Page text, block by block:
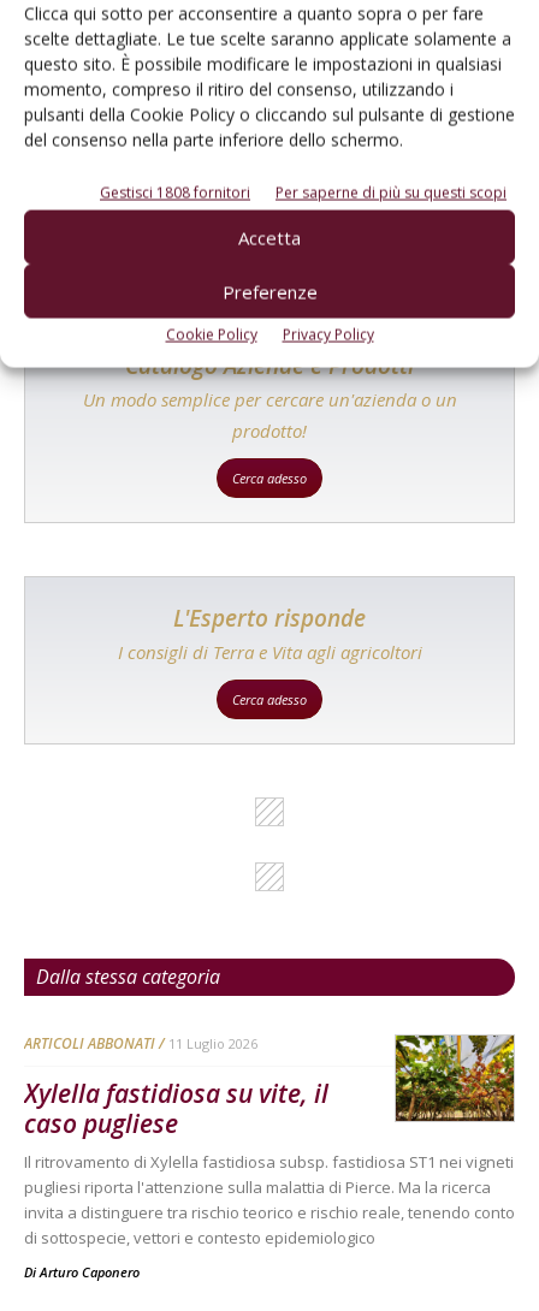
Clicca qui sotto per acconsentire a quanto sopra o per fare
scelte dettagliate. Le tue scelte saranno applicate solamente a
questo sito. È possibile modificare le impostazioni in qualsiasi
momento, compreso il ritiro del consenso, utilizzando i
pulsanti della Cookie Policy o cliccando sul pulsante di gestione
del consenso nella parte inferiore dello schermo.
Gestisci 1808 fornitori Per saperne di più su questi scopi
Accetta
Preferenze
Cookie Policy Privacy Policy
E-magazine
Tecniche, prodotti e servizi dalle aziende
Catalogo Aziende e Prodotti
Un modo semplice per cercare un'azienda o un
prodotto!
Cerca adesso
L'Esperto risponde
I consigli di Terra e Vita agli agricoltori
Cerca adesso
Dalla stessa categoria
ARTICOLI ABBONATI 11 Luglio 2026
Xylella fastidiosa su vite, il
caso pugliese
Il ritrovamento di Xylella fastidiosa subsp. fastidiosa ST1 nei vigneti
pugliesi riporta l'attenzione sulla malattia di Pierce. Ma la ricerca
invita a distinguere tra rischio teorico e rischio reale, tenendo conto
di sottospecie, vettori e contesto epidemiologico
DiArturo Caponero